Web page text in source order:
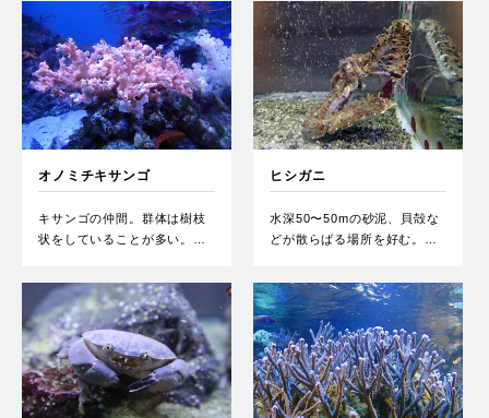
オノミチキサンゴ
キサンゴの仲間。群体は樹枝
状をしていることが多い。…
ヒシガニ
水深50〜50mの砂泥、貝殻な
どが散らばる場所を好む。…